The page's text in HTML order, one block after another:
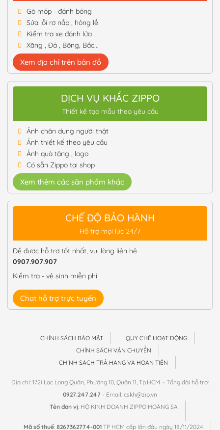
Gò móp - đánh bóng
Sửa lỗi rơ nắp , hỏng lề
Kiểm tra xe đánh lửa
Xăng , Đá , Bông, Bấc...
Xem địa chỉ trên bản đồ
DỊCH VỤ KHẮC ZIPPO
Thiết kế tạo mẫu theo yêu cầu
Ảnh chân dung người thật
Ảnh thiết kế theo yêu cầu
Ảnh quà tặng , logo
Có sẵn Zippo tại shop
Xem thêm các sản phẩm khác
CHẾ ĐỘ BẢO HÀNH
Hỗ trợ mọi lúc 24/7
Để được hỗ trợ tốt nhất, vui lòng liên hệ
0907.907.907
Kiểm tra - vệ sinh miễn phí
Chat hỗ trợ trực tuyến
CHÍNH SÁCH BẢO MẬT
QUY CHẾ HOẠT ĐỘNG
CHÍNH SÁCH VẬN CHUYỂN
CHÍNH SÁCH TRẢ HÀNG VÀ HOÀN TIỀN
Địa chỉ: 172i Lạc Long Quân, Phường 10, Quận 11, Tp.HCM. - Tổng đài hỗ trợ:
0927.247.247 - Email: cskh@zip.vn
Tên đơn vị: HỘ KINH DOANH ZIPPO HOÀNG SA
Mã số thuế:8267362774-001TP HCM cấp lần đầu ngày 18/11/2024